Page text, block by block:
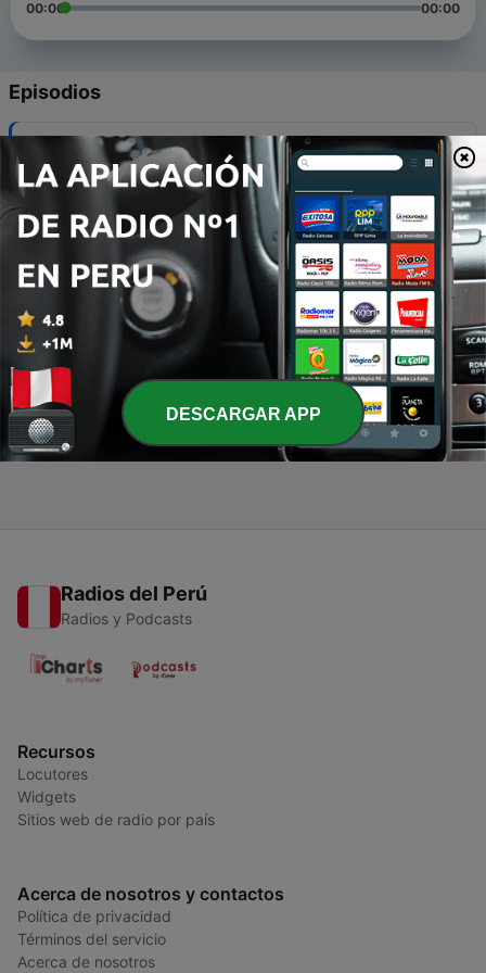
00:00 00:00
Episodios
Juan Pablo II
22 oct. 2011
9 - Santa Teresa de Avila
15 oct. 2011
8 - San Francisco de Asís
06 oct. 2011
7 - Santa Teresa del Niño Jesús
01 oct. 2011
6 - Padre Pio
22 sep. 2011
Radios del Perú
Radios y Podcasts
Recursos
Locutores
Widgets
Sitios web de radio por país
Acerca de nosotros y contactos
Política de privacidad
Términos del servicio
Acerca de nosotros
DESCARGAR APP